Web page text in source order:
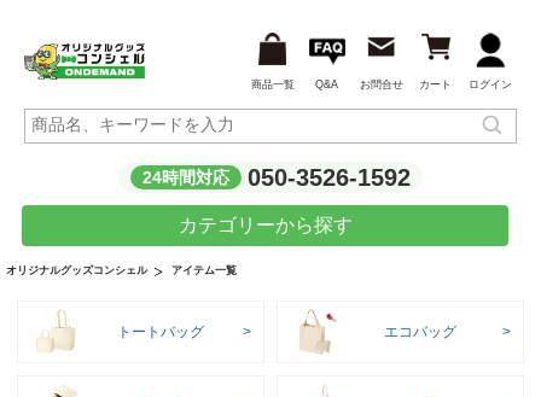
商品一覧 Q&A お問合せ カート ログイン
24時間対応 050-3526-1592
カテゴリーから探す
オリジナルグッズコンシェル アイテム一覧
トートバッグ エコバッグ